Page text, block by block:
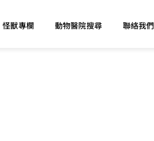
怪獸專欄 動物醫院搜尋 聯絡我們